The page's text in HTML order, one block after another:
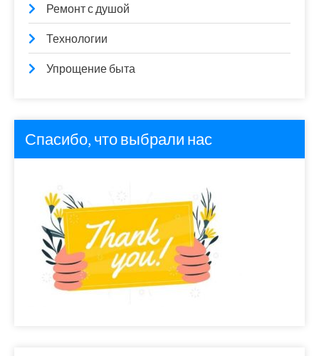
Ремонт с душой
Технологии
Упрощение быта
Спасибо, что выбрали нас